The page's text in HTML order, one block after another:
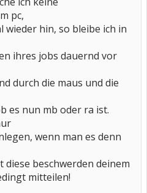
pc,
wieder hin, so bleibe ich in
ihres jobs dauernd vor
durch die maus und die
es nun mb oder ra ist.
wenn man es denn
diese beschwerden deinem
mitteilen!